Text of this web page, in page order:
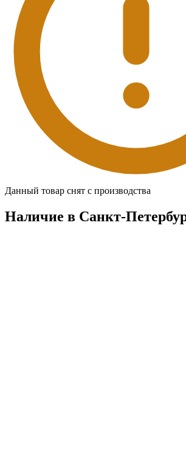
Данный товар снят с производства
Наличие в Санкт-